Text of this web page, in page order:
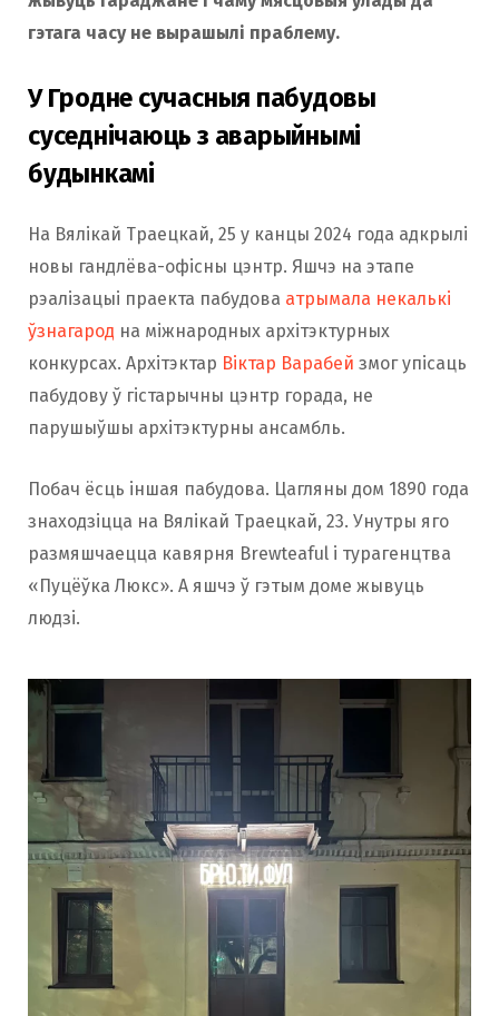
гэтага часу не вырашылі праблему.
У Гродне сучасныя пабудовы
суседнічаюць з аварыйнымі
будынкамі
На Вялікай Траецкай, 25 у канцы 2024 года адкрылі
новы гандлёва-офісны цэнтр. Яшчэ на этапе
рэалізацыі праекта пабудова атрымала некалькі
ўзнагарод на міжнародных архітэктурных
конкурсах. Архітэктар Віктар Варабей змог упісаць
пабудову ў гістарычны цэнтр горада, не
парушыўшы архітэктурны ансамбль.
Побач ёсць іншая пабудова. Цагляны дом 1890 года
знаходзіцца на Вялікай Траецкай, 23. Унутры яго
размяшчаецца кавярня Brewteaful і турагенцтва
«Пуцёўка Люкс». А яшчэ ў гэтым доме жывуць
людзі.